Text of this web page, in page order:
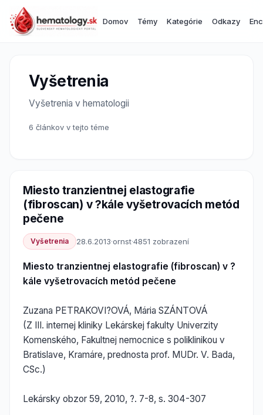
Domov Témy Kategórie Odkazy
Vyšetrenia
Vyšetrenia v hematologii
6 článkov v tejto téme
Miesto tranzientnej elastografie
(fibroscan) v ?kále vyšetrovacích metód
pečene
Vyšetrenia 28.6.2013·ornst·4851 zobrazení
Miesto tranzientnej elastografie (fibroscan) v ?
kále vyšetrovacích metód pečene
Zuzana PETRAKOVI?OVÁ, Mária SZÁNTOVÁ
(Z III. internej kliniky Lekárskej fakulty Univerzity
Komenského, Fakultnej nemocnice s poliklinikou v
Bratislave, Kramáre, prednosta prof. MUDr. V. Bada,
CSc.)
Lekársky obzor 59, 2010, ?. 7-8, s. 304-307